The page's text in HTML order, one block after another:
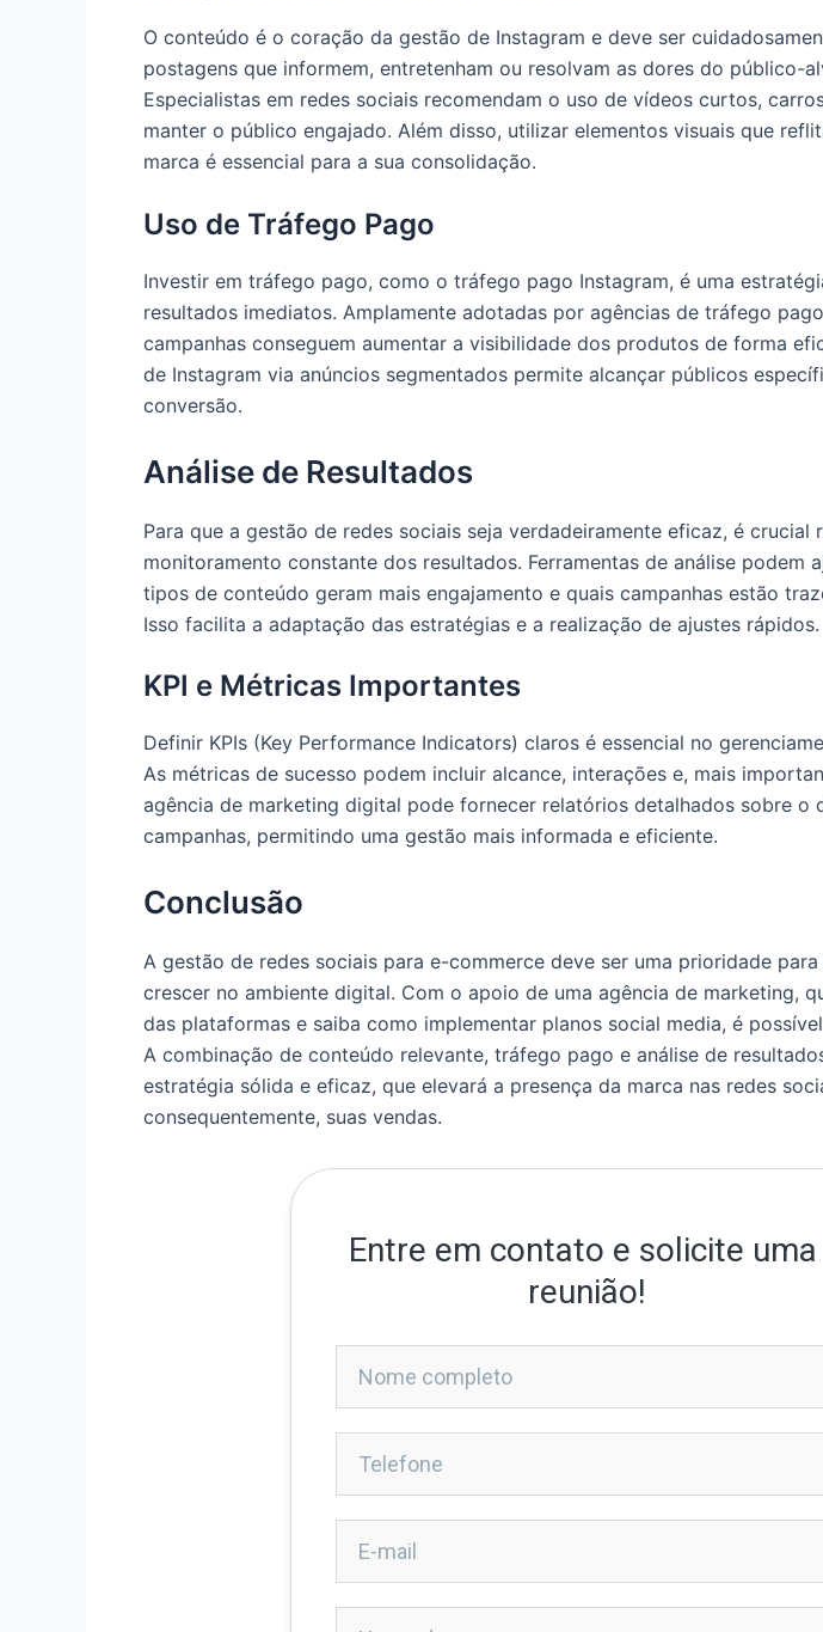
O conteúdo é o coração da gestão de Instagram e deve ser
postagens que informem, entretenham ou resolvam as dores do público-
Especialistas em redes sociais recomendam o uso de vídeos curtos,
manter o público engajado. Além disso, utilizar elementos visuais que
marca é essencial para a sua consolidação.
Uso de Tráfego Pago
Investir em tráfego pago, como o tráfego pago Instagram, é uma
resultados imediatos. Amplamente adotadas por agências de tráfego
campanhas conseguem aumentar a visibilidade dos produtos de forma
de Instagram via anúncios segmentados permite alcançar públicos
conversão.
Análise de Resultados
Para que a gestão de redes sociais seja verdadeiramente eficaz, é crucial
monitoramento constante dos resultados. Ferramentas de análise podem
tipos de conteúdo geram mais engajamento e quais campanhas estão
Isso facilita a adaptação das estratégias e a realização de ajustes rápidos.
KPI e Métricas Importantes
Definir KPIs (Key Performance Indicators) claros é essencial no
As métricas de sucesso podem incluir alcance, interações e, mais
agência de marketing digital pode fornecer relatórios detalhados sobre o
campanhas, permitindo uma gestão mais informada e eficiente.
Conclusão
A gestão de redes sociais para e-commerce deve ser uma prioridade
crescer no ambiente digital. Com o apoio de uma agência de marketing,
das plataformas e saiba como implementar planos social media, é
A combinação de conteúdo relevante, tráfego pago e análise de
estratégia sólida e eficaz, que elevará a presença da marca nas redes
consequentemente, suas vendas.